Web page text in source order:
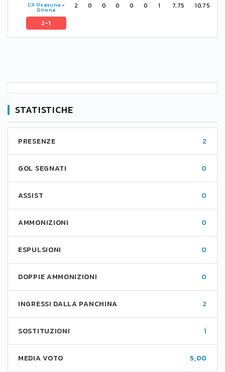
CA Osasuna -
Girona
2-1
2 0 0 0 0 0 1 7,75 10,75
STATISTICHE
PRESENZE 2
GOL SEGNATI 0
ASSIST 0
AMMONIZIONI 0
ESPULSIONI 0
DOPPIE AMMONIZIONI 0
INGRESSI DALLA PANCHINA 2
SOSTITUZIONI 1
MEDIA VOTO 5,00